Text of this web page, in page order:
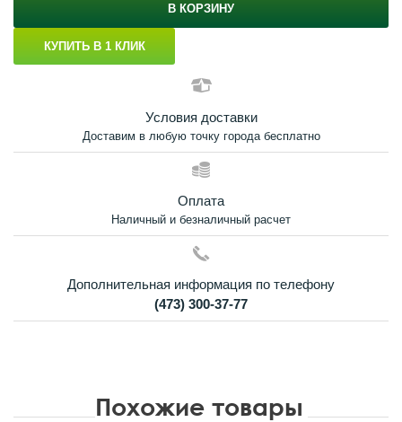
В КОРЗИНУ
КУПИТЬ В 1 КЛИК
Условия доставки
Доставим в любую точку города бесплатно
Оплата
Наличный и безналичный расчет
Дополнительная информация по телефону
(473) 300-37-77
Похожие товары